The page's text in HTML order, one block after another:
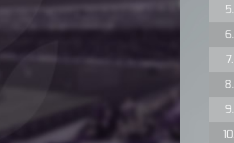
5.
6.
7.
8.
9.
10.